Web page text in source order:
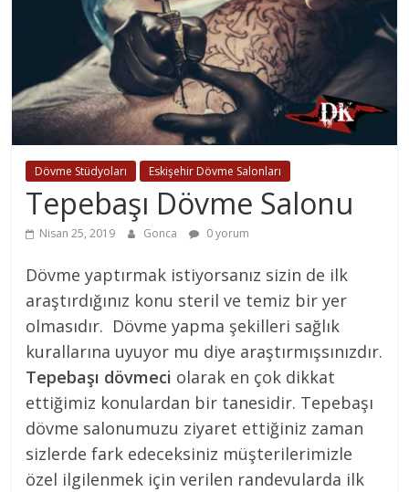
Dövme Stüdyoları Eskişehir Dövme Salonları
Tepebaşı Dövme Salonu
Nisan 25, 2019 Gonca 0 yorum
Dövme yaptırmak istiyorsanız sizin de ilk
araştırdığınız konu steril ve temiz bir yer
olmasıdır. Dövme yapma şekilleri sağlık
kurallarına uyuyor mu diye araştırmışsınızdır.
Tepebaşı dövmeci olarak en çok dikkat
ettiğimiz konulardan bir tanesidir. Tepebaşı
dövme salonumuzu ziyaret ettiğiniz zaman
sizlerde fark edeceksiniz müşterilerimizle
özel ilgilenmek için verilen randevularda ilk